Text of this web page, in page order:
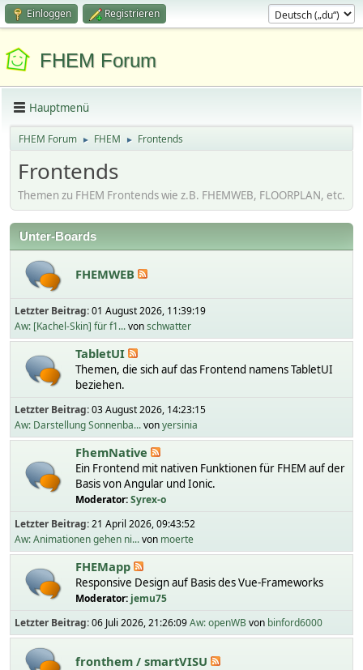
Einloggen Registrieren
FHEM Forum
Hauptmenü
FHEM Forum ► FHEM ► Frontends
Frontends
Themen zu FHEM Frontends wie z.B. FHEMWEB, FLOORPLAN, etc.
Unter-Boards
FHEMWEB
Letzter Beitrag:01 August 2026, 11:39:19
Aw: [Kachel-Skin] für f1...vonschwatter
TabletUI
Themen, die sich auf das Frontend namens TabletUI
beziehen.
Letzter Beitrag:03 August 2026, 14:23:15
Aw: Darstellung Sonnenba...vonyersinia
FhemNative
Ein Frontend mit nativen Funktionen für FHEM auf der
Basis von Angular und Ionic.
Moderator:Syrex-o
Letzter Beitrag:21 April 2026, 09:43:52
Aw: Animationen gehen ni...von moerte
FHEMapp
Responsive Design auf Basis des Vue-Frameworks
Moderator: jemu75
Letzter Beitrag:06 Juli 2026, 21:26:09Aw: openWB von binford6000
fronthem / smartVISU